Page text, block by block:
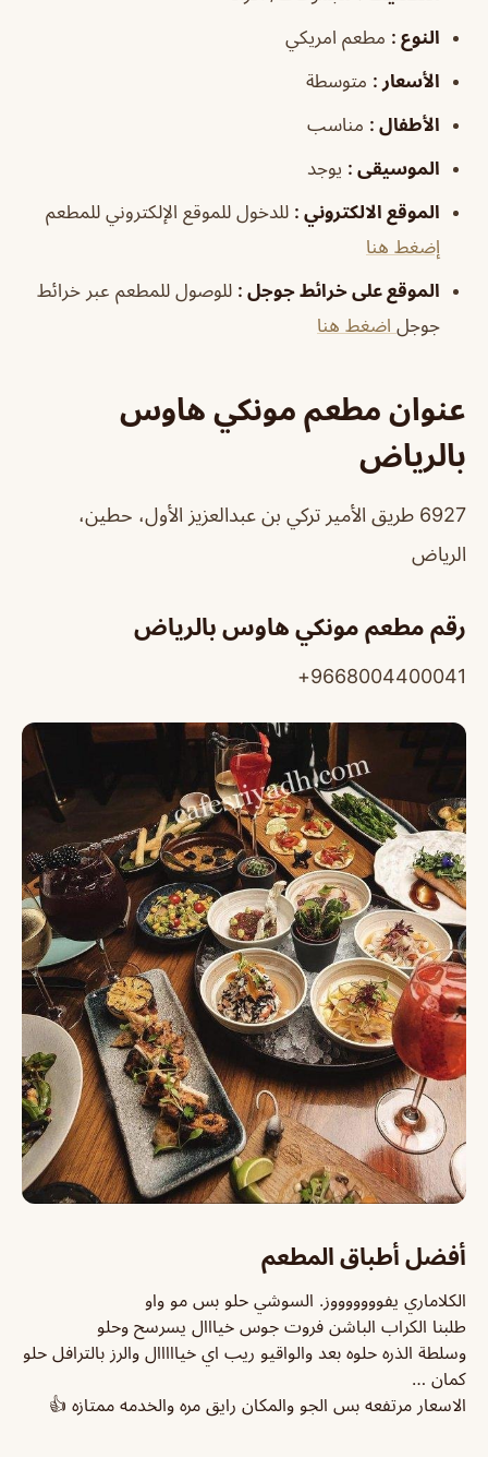
النوع : مطعم امريكي
الأسعار : متوسطة
الأطفال : مناسب
الموسيقى : يوجد
الموقع الالكتروني : للدخول للموقع الإلكتروني للمطعم
إضغط هنا
الموقع على خرائط جوجل : للوصول للمطعم عبر خرائط
جوجل اضغط هنا
عنوان مطعم مونكي هاوس
بالرياض
6927 طريق الأمير تركي بن عبدالعزيز الأول، حطين،
الرياض
رقم مطعم مونكي هاوس بالرياض
9668004400041+
أفضل أطباق المطعم
الكلاماري يفوووووووز. السوشي حلو بس مو واو
طلبنا الكراب الباشن فروت جوس خيااال يسرسح وحلو
وسلطة الذره حلوه بعد والواقيو ريب اي خيااااال والرز بالترافل حلو
كمان …
الاسعار مرتفعه بس الجو والمكان رايق مره والخدمه ممتازه 👍